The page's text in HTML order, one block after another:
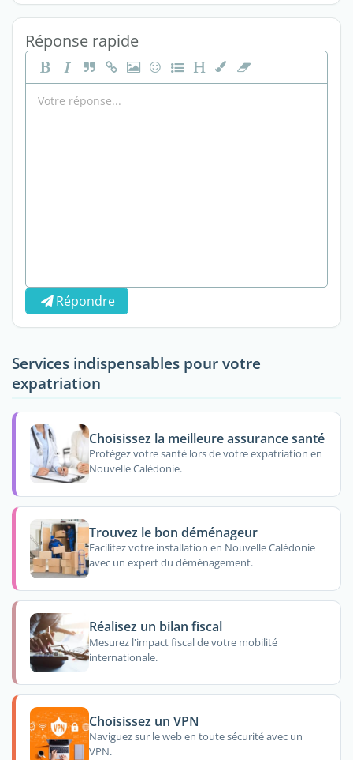
Réponse rapide
Répondre
Services indispensables pour votre
expatriation
Choisissez la meilleure assurance santé
Protégez votre santé lors de votre expatriation en
Nouvelle Calédonie.
Trouvez le bon déménageur
Facilitez votre installation en Nouvelle Calédonie
avec un expert du déménagement.
Réalisez un bilan fiscal
Mesurez l'impact fiscal de votre mobilité
internationale.
Choisissez un VPN
Naviguez sur le web en toute sécurité avec un
VPN.